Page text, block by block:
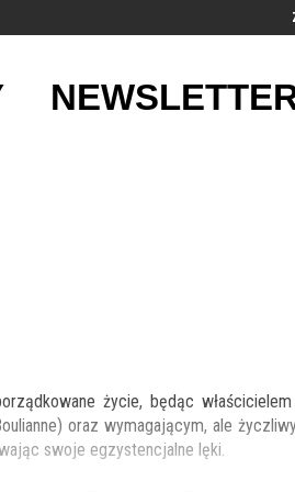
życie, będąc
oraz wymagającym, ale
swoje egzystencjalne lęki.